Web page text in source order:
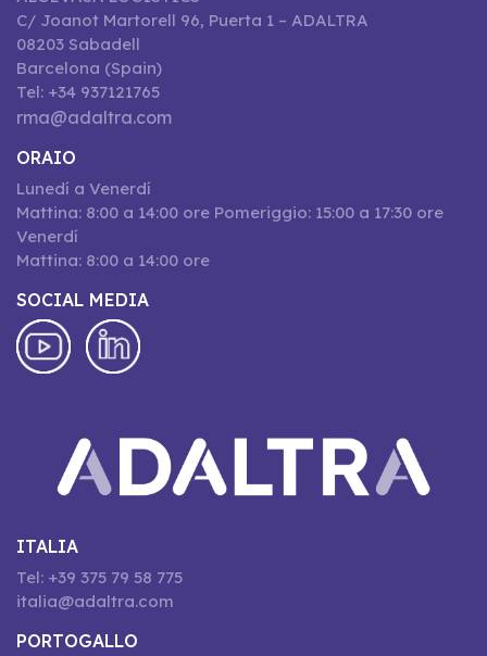
C/ Joanot Martorell 96, Puerta 1 – ADALTRA
08203 Sabadell
Barcelona (Spain)
Tel: +34 937121765
rma@adaltra.com
ORAIO
Lunedí a Venerdí
Mattina: 8:00 a 14:00 ore Pomeriggio: 15:00 a 17:30 ore
Venerdí
Mattina: 8:00 a 14:00 ore
SOCIAL MEDIA
ITALIA
Tel: +39 375 79 58 775
italia@adaltra.com
PORTOGALLO